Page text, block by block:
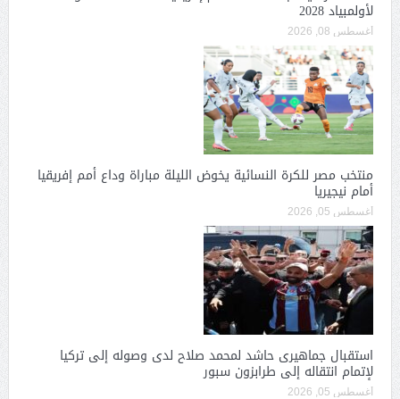
لأولمبياد 2028
أغسطس 08, 2026
منتخب مصر للكرة النسائية يخوض الليلة مباراة وداع أمم إفريقيا
أمام نيجيريا
أغسطس 05, 2026
استقبال جماهيرى حاشد لمحمد صلاح لدى وصوله إلى تركيا
لإتمام انتقاله إلى طرابزون سبور
أغسطس 05, 2026